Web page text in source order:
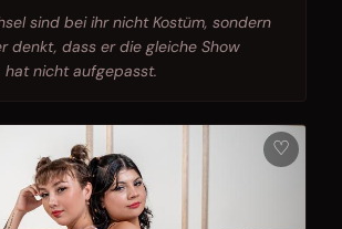
sind bei ihr nicht Kostüm, sondern
denkt, dass er die gleiche Show
hat nicht aufgepasst.
♡